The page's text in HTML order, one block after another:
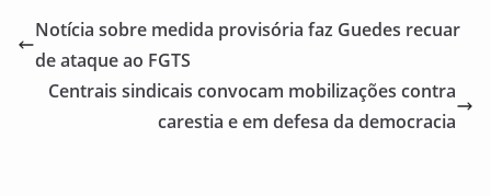
e
b
o
l e
Notícia sobre medida provisória faz Guedes recuar
de ataque ao FGTS
Centrais sindicais convocam mobilizações contra
carestia e em defesa da democracia